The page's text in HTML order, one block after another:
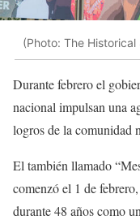
(Photo: The
Durante febrero el
nacional impulsan una
logros de la comunidad
El también llamado
comenzó el 1 de
durante 48 años como